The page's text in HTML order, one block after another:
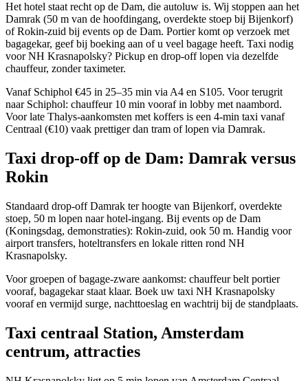
Het hotel staat recht op de Dam, die autoluw is. Wij stoppen aan het
Damrak (50 m van de hoofdingang, overdekte stoep bij Bijenkorf)
of Rokin-zuid bij events op de Dam. Portier komt op verzoek met
bagagekar, geef bij boeking aan of u veel bagage heeft. Taxi nodig
voor NH Krasnapolsky? Pickup en drop-off lopen via dezelfde
chauffeur, zonder taximeter.
Vanaf Schiphol €45 in 25–35 min via A4 en S105. Voor terugrit
naar Schiphol: chauffeur 10 min vooraf in lobby met naambord.
Voor late Thalys-aankomsten met koffers is een 4-min taxi vanaf
Centraal (€10) vaak prettiger dan tram of lopen via Damrak.
Taxi drop-off op de Dam: Damrak versus
Rokin
Standaard drop-off Damrak ter hoogte van Bijenkorf, overdekte
stoep, 50 m lopen naar hotel-ingang. Bij events op de Dam
(Koningsdag, demonstraties): Rokin-zuid, ook 50 m. Handig voor
airport transfers, hoteltransfers en lokale ritten rond NH
Krasnapolsky.
Voor groepen of bagage-zware aankomst: chauffeur belt portier
vooraf, bagagekar staat klaar. Boek uw taxi NH Krasnapolsky
vooraf en vermijd surge, nachttoeslag en wachtrij bij de standplaats.
Taxi centraal Station, Amsterdam
centrum, attracties